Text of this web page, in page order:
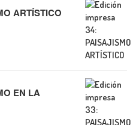
ARTÍSTICO
EN LA